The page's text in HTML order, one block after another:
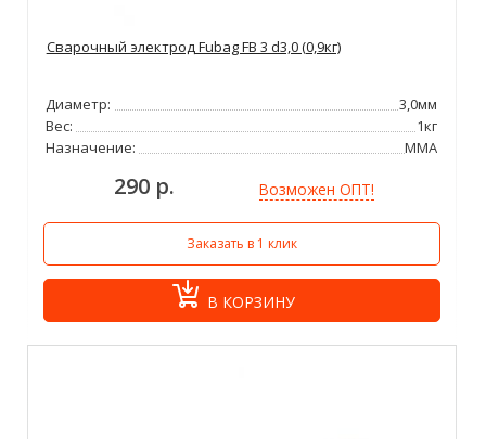
Сварочный электрод Fubag FB 3 d3,0 (0,9кг)
Диаметр:
3,0мм
Вес:
1кг
Назначение:
ММА
290 р. Возможен ОПТ!
Заказать в 1 клик
В КОРЗИНУ